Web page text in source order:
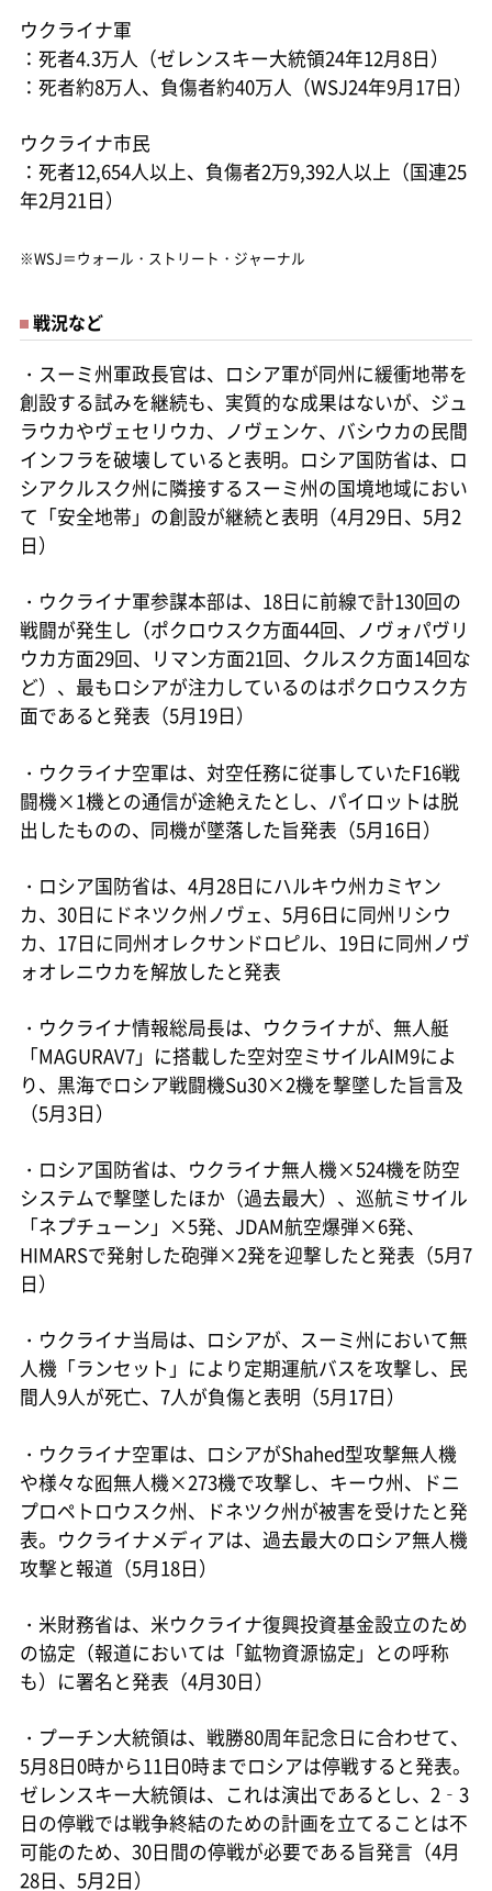
ウクライナ軍
：死者4.3万人（ゼレンスキー大統領24年12月8日）
：死者約8万人、負傷者約40万人（WSJ24年9月17日）
ウクライナ市民
：死者12,654人以上、負傷者2万9,392人以上（国連25
年2月21日）
※WSJ＝ウォール・ストリート・ジャーナル
戦況など
・スーミ州軍政長官は、ロシア軍が同州に緩衝地帯を
創設する試みを継続も、実質的な成果はないが、ジュ
ラウカやヴェセリウカ、ノヴェンケ、バシウカの民間
インフラを破壊していると表明。ロシア国防省は、ロ
シアクルスク州に隣接するスーミ州の国境地域におい
て「安全地帯」の創設が継続と表明（4月29日、5月2
日）
・ウクライナ軍参謀本部は、18日に前線で計130回の
戦闘が発生し（ポクロウスク方面44回、ノヴォパヴリ
ウカ方面29回、リマン方面21回、クルスク方面14回な
ど）、最もロシアが注力しているのはポクロウスク方
面であると発表（5月19日）
・ウクライナ空軍は、対空任務に従事していたF16戦
闘機×1機との通信が途絶えたとし、パイロットは脱
出したものの、同機が墜落した旨発表（5月16日）
・ロシア国防省は、4月28日にハルキウ州カミヤン
カ、30日にドネツク州ノヴェ、5月6日に同州リシウ
カ、17日に同州オレクサンドロピル、19日に同州ノヴ
ォオレニウカを解放したと発表
・ウクライナ情報総局長は、ウクライナが、無人艇
「MAGURAV7」に搭載した空対空ミサイルAIM9によ
り、黒海でロシア戦闘機Su30×2機を撃墜した旨言及
（5月3日）
・ロシア国防省は、ウクライナ無人機×524機を防空
システムで撃墜したほか（過去最大）、巡航ミサイル
「ネプチューン」×5発、JDAM航空爆弾×6発、
HIMARSで発射した砲弾×2発を迎撃したと発表（5月7
日）
・ウクライナ当局は、ロシアが、スーミ州において無
人機「ランセット」により定期運航バスを攻撃し、民
間人9人が死亡、7人が負傷と表明（5月17日）
・ウクライナ空軍は、ロシアがShahed型攻撃無人機
や様々な囮無人機×273機で攻撃し、キーウ州、ドニ
プロペトロウスク州、ドネツク州が被害を受けたと発
表。ウクライナメディアは、過去最大のロシア無人機
攻撃と報道（5月18日）
・米財務省は、米ウクライナ復興投資基金設立のため
の協定（報道においては「鉱物資源協定」との呼称
も）に署名と発表（4月30日）
・プーチン大統領は、戦勝80周年記念日に合わせて、
5月8日0時から11日0時までロシアは停戦すると発表。
ゼレンスキー大統領は、これは演出であるとし、2‐3
日の停戦では戦争終結のための計画を立てることは不
可能のため、30日間の停戦が必要である旨発言（4月
28日、5月2日）